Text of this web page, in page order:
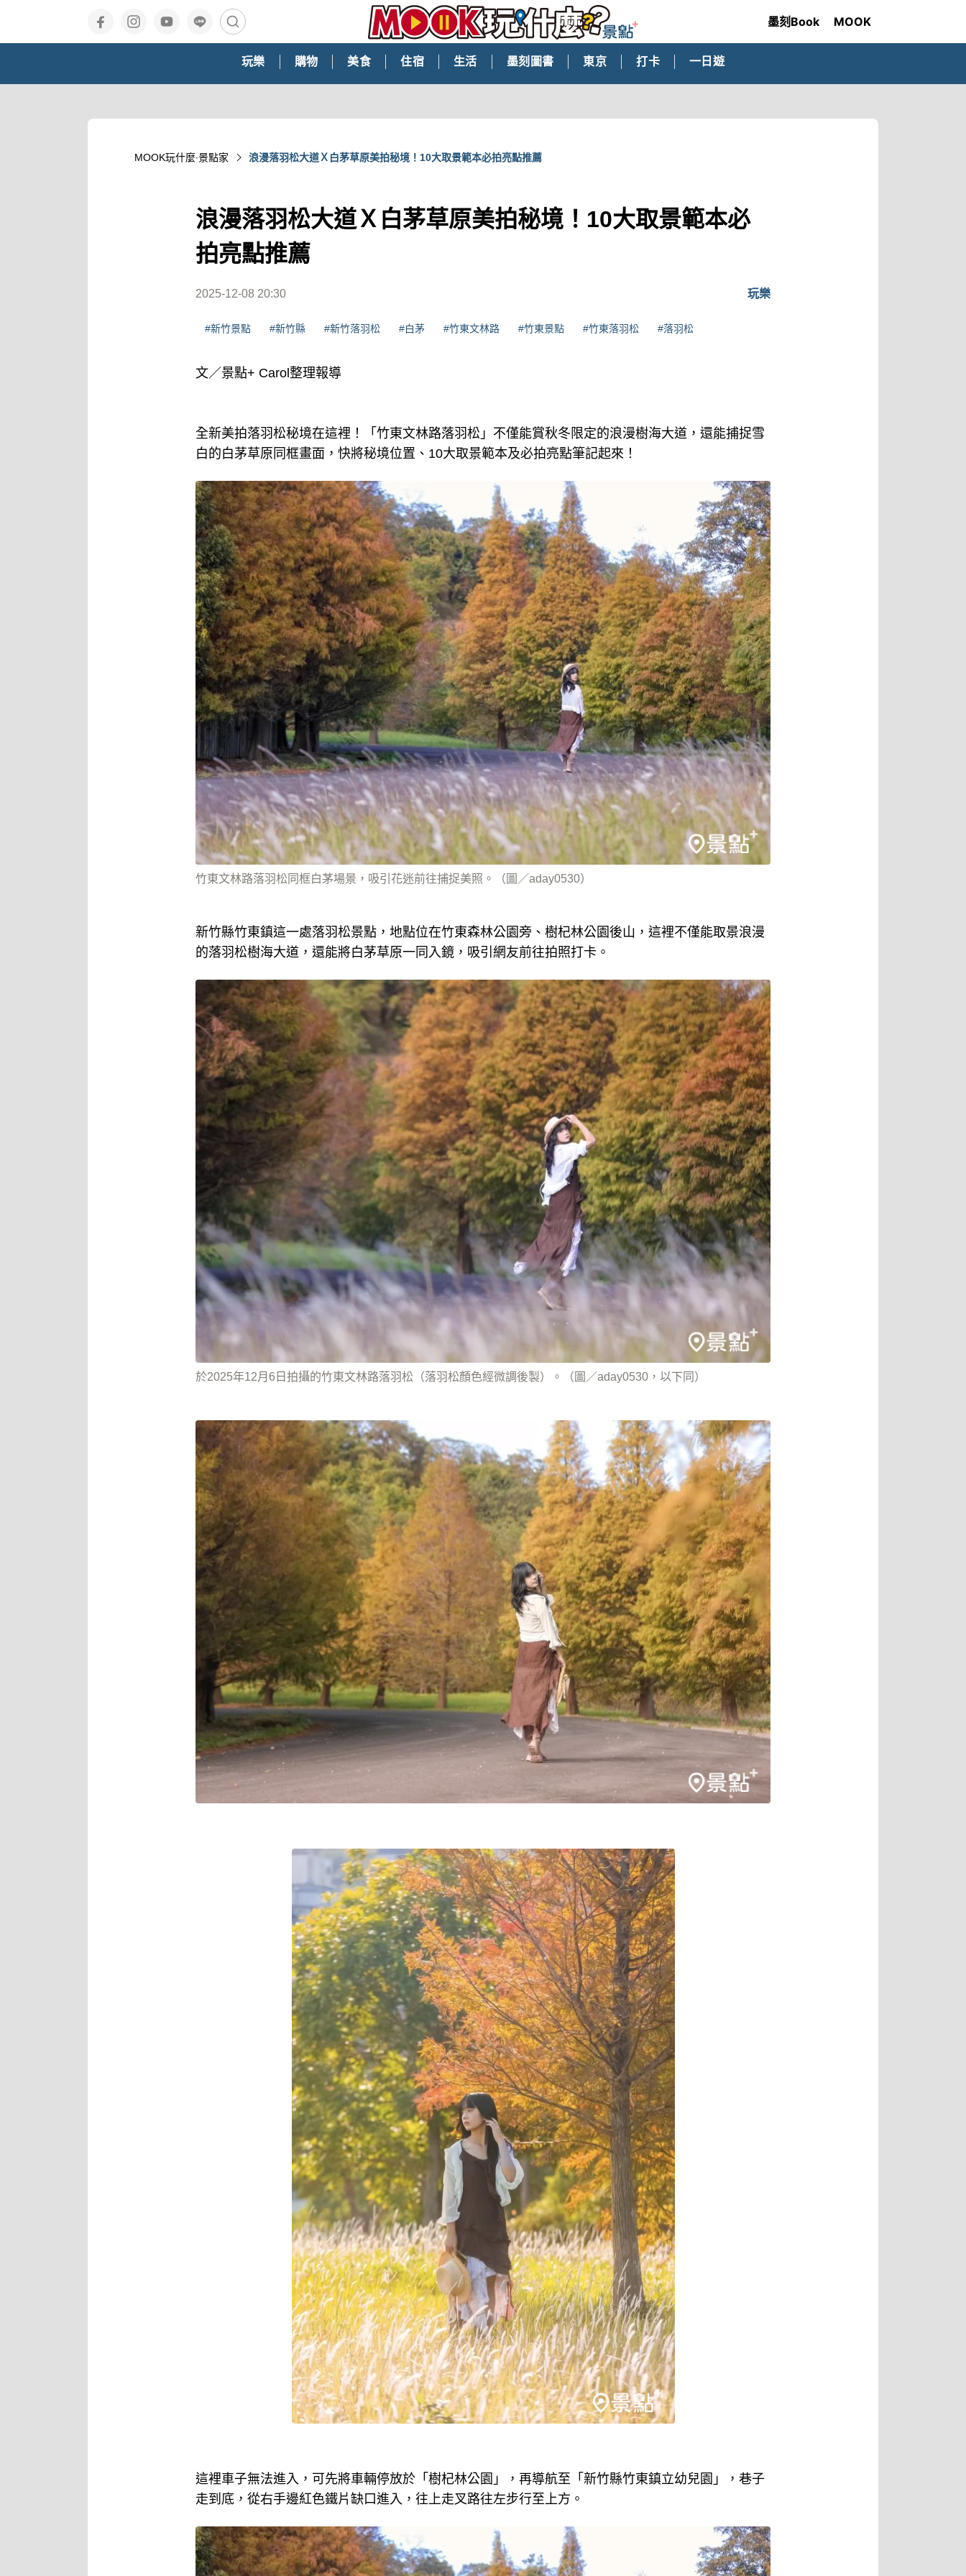
墨刻Book MOOK
玩樂 購物 美食 住宿 生活 墨刻圖書 東京 打卡 一日遊
MOOK玩什麼‧景點家 浪漫落羽松大道Ｘ白茅草原美拍秘境！10大取景範本必拍亮點推薦
浪漫落羽松大道Ｘ白茅草原美拍秘境！10大取景範本必
拍亮點推薦
2025-12-08 20:30 玩樂
#新竹景點 #新竹縣 #新竹落羽松 #白茅 #竹東文林路 #竹東景點 #竹東落羽松 #落羽松
文／景點+ Carol整理報導
全新美拍落羽松秘境在這裡！「竹東文林路落羽松」不僅能賞秋冬限定的浪漫樹海大道，還能捕捉雪
白的白茅草原同框畫面，快將秘境位置、10大取景範本及必拍亮點筆記起來！
竹東文林路落羽松同框白茅場景，吸引花迷前往捕捉美照。（圖／aday0530）
新竹縣竹東鎮這一處落羽松景點，地點位在竹東森林公園旁、樹杞林公園後山，這裡不僅能取景浪漫
的落羽松樹海大道，還能將白茅草原一同入鏡，吸引網友前往拍照打卡。
於2025年12月6日拍攝的竹東文林路落羽松（落羽松顏色經微調後製）。（圖／aday0530，以下同）
這裡車子無法進入，可先將車輛停放於「樹杞林公園」，再導航至「新竹縣竹東鎮立幼兒園」，巷子
走到底，從右手邊紅色鐵片缺口進入，往上走叉路往左步行至上方。